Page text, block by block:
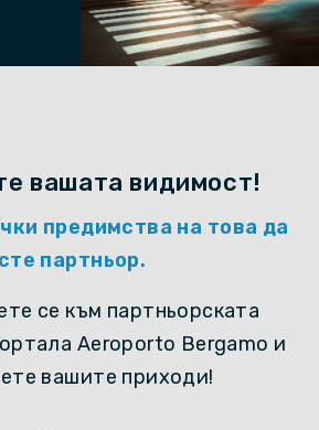
вашата видимост!
предимства на това да
сте партньор.
се към партньорската
Aeroporto Bergamo и
вашите приходи!